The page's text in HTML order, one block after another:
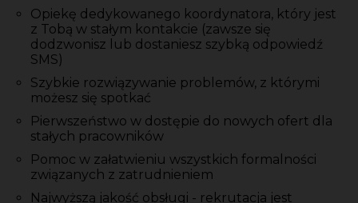
Opiekę dedykowanego koordynatora, który jest
z Tobą w stałym kontakcie (zawsze się
dodzwonisz lub dostaniesz szybką odpowiedź
SMS)
Szybkie rozwiązywanie problemów, z którymi
możesz się spotkać
Pierwszeństwo w dostępie do nowych ofert dla
stałych pracowników
Pomoc w załatwieniu wszystkich formalności
związanych z zatrudnieniem
Najwyższą jakość obsługi - rekrutacja jest